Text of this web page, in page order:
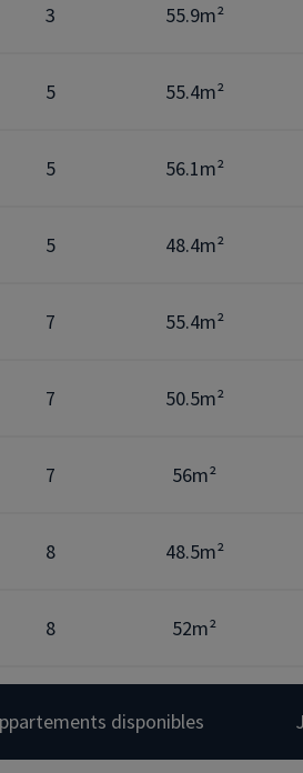
3 55.9m²
5 55.4m²
5 56.1m²
5 48.4m²
7 55.4m²
7 50.5m²
7 56m²
8 48.5m²
8 52m²
disponibles